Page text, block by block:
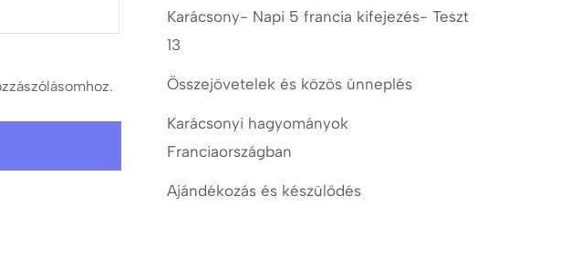
Karácsony- Napi 5 francia kifejezés- Teszt
13
Összejövetelek és közös ünneplés
Karácsonyi hagyományok
Franciaországban
Ajándékozás és készülődés